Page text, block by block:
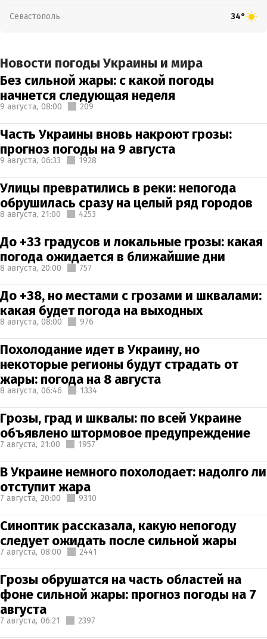
Севастополь 34°
Новости погоды Украины и мира
Без сильной жары: с какой погоды
начнется следующая неделя
9 августа, 08:00 209
Часть Украины вновь накроют грозы:
прогноз погоды на 9 августа
9 августа, 06:33 1928
Улицы превратились в реки: непогода
обрушилась сразу на целый ряд городов
8 августа, 21:00 4253
До +33 градусов и локальные грозы: какая
погода ожидается в ближайшие дни
8 августа, 20:00 757
До +38, но местами с грозами и шквалами:
какая будет погода на выходных
8 августа, 08:00 976
Похолодание идет в Украину, но
некоторые регионы будут страдать от
жары: погода на 8 августа
8 августа, 06:46 1334
Грозы, град и шквалы: по всей Украине
объявлено штормовое предупреждение
7 августа, 21:00 1957
В Украине немного похолодает: надолго ли
отступит жара
7 августа, 20:00 9310
Синоптик рассказала, какую непогоду
следует ожидать после сильной жары
7 августа, 08:00 2441
Грозы обрушатся на часть областей на
фоне сильной жары: прогноз погоды на 7
августа
7 августа, 06:21 2397